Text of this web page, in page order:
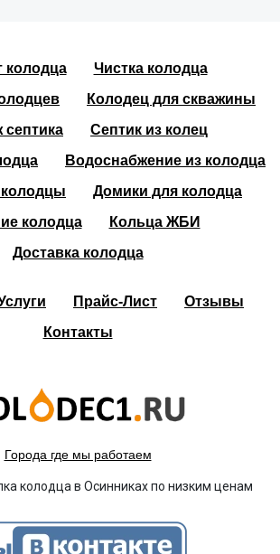
колодца
Чистка колодца
Колодец для скважины
септика
Септик из колец
Водоснабжение из колодца
Домики для колодца
колодца
Кольца ЖБИ
Доставка колодца
Прайс-Лист
Отзывы
Контакты
Города где мы работаем
колодца в Осинниках по низким ценам